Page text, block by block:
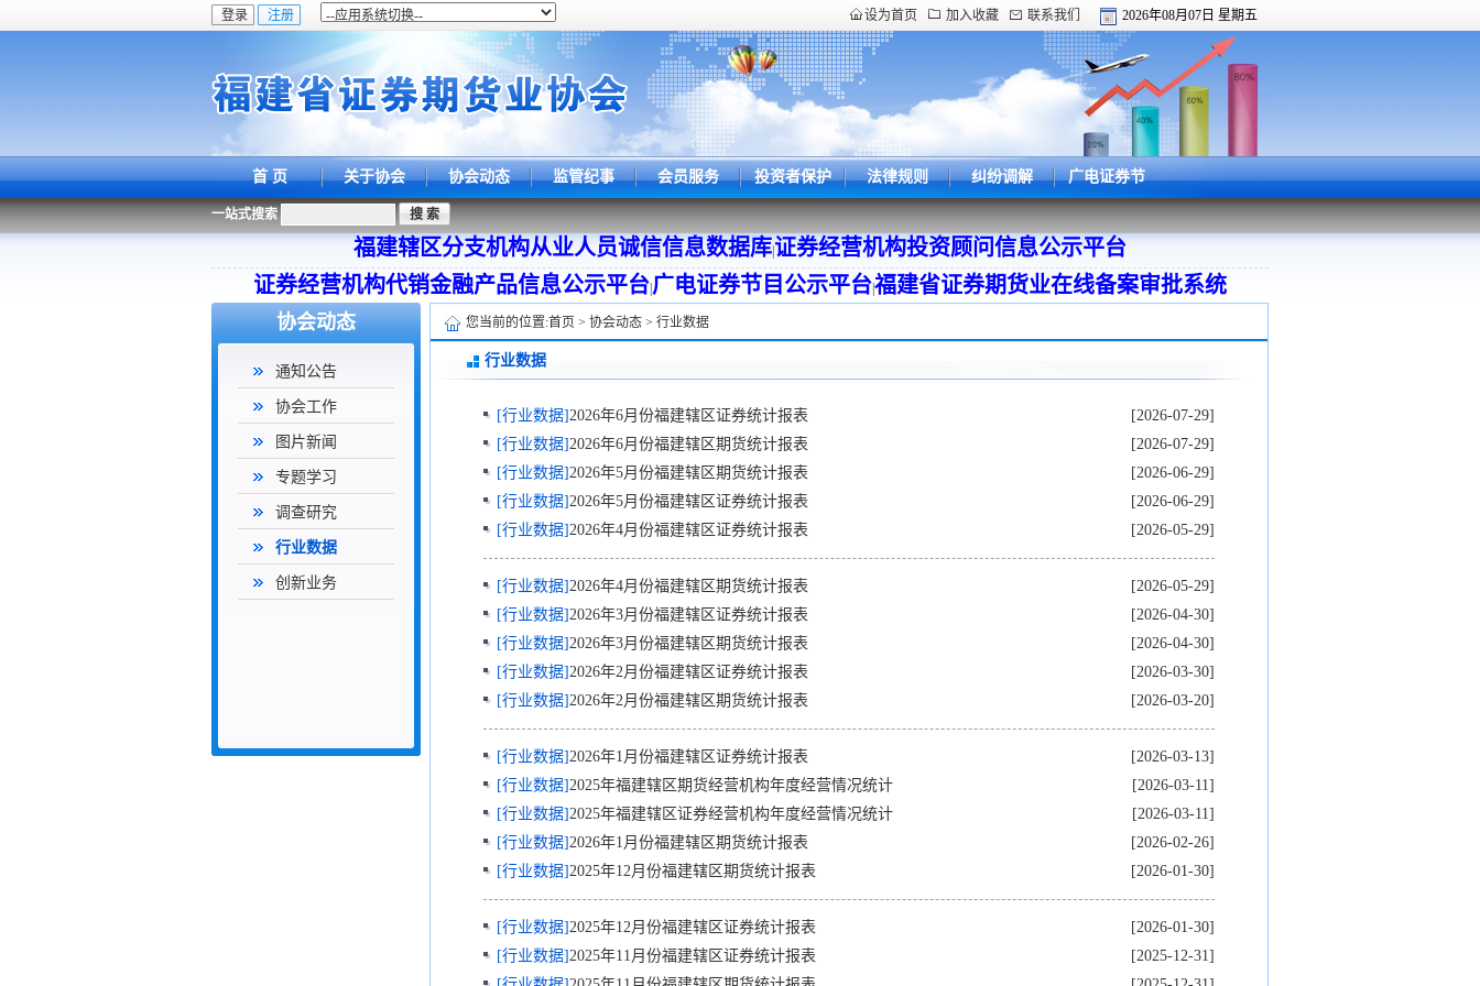
2026年08月07日 星期五
设为首页 加入收藏 联系我们
首 页 关于协会 协会动态 监管纪事 会员服务 投资者保护 法律规则 纠纷调解 广电证券节
目公示平台
一站式搜索
福建辖区分支机构从业人员诚信信息数据库证券经营机构投资顾问信息公示平台
证券经营机构代销金融产品信息公示平台广电证券节目公示平台福建省证券期货业在线备案审批系统
协会动态
通知公告
协会工作
图片新闻
专题学习
调查研究
行业数据
创新业务
您当前的位置:首页 > 协会动态 > 行业数据
行业数据
[2026-07-29]
[行业数据]2026年6月份福建辖区证券统计报表
[2026-07-29]
[行业数据]2026年6月份福建辖区期货统计报表
[2026-06-29]
[行业数据]2026年5月份福建辖区期货统计报表
[2026-06-29]
[行业数据]2026年5月份福建辖区证券统计报表
[2026-05-29]
[行业数据]2026年4月份福建辖区证券统计报表
[2026-05-29]
[行业数据]2026年4月份福建辖区期货统计报表
[2026-04-30]
[行业数据]2026年3月份福建辖区证券统计报表
[2026-04-30]
[行业数据]2026年3月份福建辖区期货统计报表
[2026-03-30]
[行业数据]2026年2月份福建辖区证券统计报表
[2026-03-20]
[行业数据]2026年2月份福建辖区期货统计报表
[2026-03-13]
[行业数据]2026年1月份福建辖区证券统计报表
[2026-03-11]
[行业数据]2025年福建辖区期货经营机构年度经营情况统计
[2026-03-11]
[行业数据]2025年福建辖区证券经营机构年度经营情况统计
[2026-02-26]
[行业数据]2026年1月份福建辖区期货统计报表
[2026-01-30]
[行业数据]2025年12月份福建辖区期货统计报表
[2026-01-30]
[行业数据]2025年12月份福建辖区证券统计报表
[2025-12-31]
[行业数据]2025年11月份福建辖区证券统计报表